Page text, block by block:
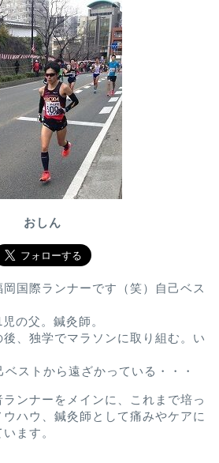
おしん
国際ランナーです（笑）自己ベス
の父。鍼灸師。
、独学でマラソンに取り組む。い
ストから遠ざかっている・・・
ンナーをメインに、これまで培っ
ハウ、鍼灸師として痛みやケアに
ます。